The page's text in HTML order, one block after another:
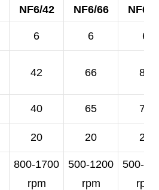
NF6/42 NF6/66 NF6/
6 6 6
42 66 80
40 65 78
20 20 20
800-1700
rpm
500-1200
rpm
500-
rpm